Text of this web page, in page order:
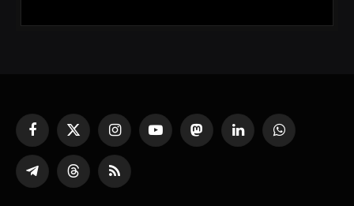
Facebook
X
(Twitter)
InstagramYouTubeMastodonLinkedInWhatsApp
Partager
sur
ThreadsRSS